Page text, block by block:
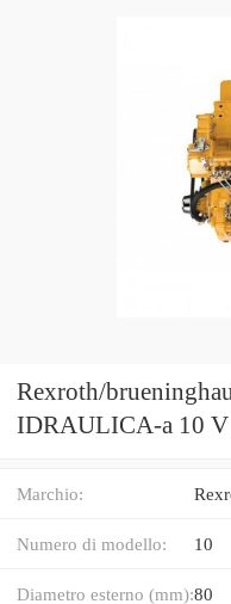
Rexroth/
IDRAULICA-a 10
Marchio:
Numero di modello: 10
Diametro esterno (mm):80